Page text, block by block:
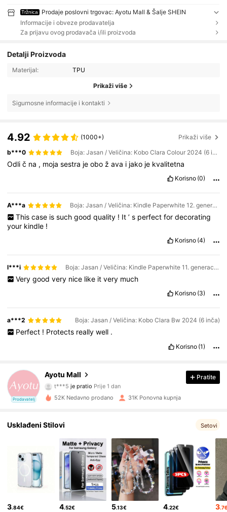
Tržnica
Prodaje poslovni trgovac: Ayotu Mall & Šalje SHEIN
Informacije i obveze prodavatelja
Za prijavu ovog prodavača i/ili proizvoda
Detalji Proizvoda
Materijal: TPU
Prikaži više
Sigurnosne informacije i kontakti
4.92 (1000+) Prikaži više
b***0 Boja: Jasan / Veličina: Kobo Clara Colour 2024 (6 inča)
Odlič na , mojasestra jeobo žava i jako je kvalitetna
Korisno (0)
A***a Boja: Jasan / Veličina: Kindle Paperwhite 12. generacije 2024.
This case is such good quality ! It ’ s perfect for decorating
your kindle !
Korisno (4)
l***i Boja: Jasan / Veličina: Kindle Paperwhite 11. generacije 2021.
Very good very nice like it very much
Korisno (3)
a***2 Boja: Jasan / Veličina: Kobo Clara Bw 2024 (6 inča)
Perfect ! Protects really well .
Korisno (1)
Prodavatelj
Ayotu Mall
t***5 je pratio Prije 1 dan
pregledava
4.86
11K Pratitelji
4.86 11K Pratitelji
4.86 11K Pratitelji
Pratite
52K Nedavno prodano 31K Ponovna kupnja
Usklađeni Stilovi Setovi
3.84€ 4.52€ 5.13€ 4.22€ 3